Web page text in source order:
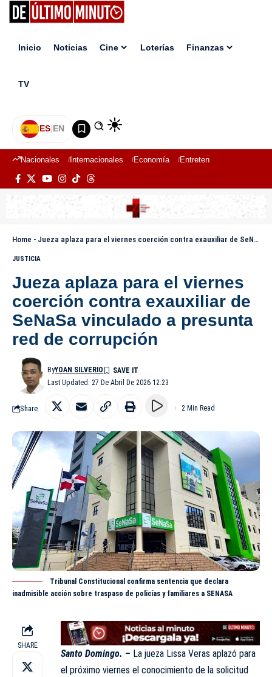
Inicio Noticias Cine Loterías Finanzas
TV
ES|EN
Nacionales Internacionales Economía Entretenimiento
Home - Jueza aplaza para el viernes coerción contra exauxiliar de SeNaSa vinculado a presunta red de corrupción
JUSTICIA
Jueza aplaza para el viernes
coerción contra exauxiliar de
SeNaSa vinculado a presunta
red de corrupción
Last Updated: 27 De Abril De 2026 12:23
ByYOAN SILVERIO
Share 2 Min Read
Tribunal Constitucional confirma sentencia que declara
inadmisible acción sobre traspaso de policías y familiares a SENASA
SHARE
Santo Domingo. – La jueza Lissa Veras aplazó para
el próximo viernes el conocimiento de la solicitud